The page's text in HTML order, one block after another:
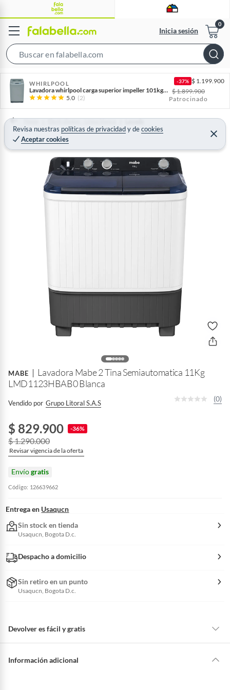
Inicia sesión
h
B
r
WHIRLPOOL
Lavadora whirlpool carga superior impeller 101kg silver
5.0 (2)
-37% $ 1.199.900
$1.899.900
Patrocinado
Revisa nuestras políticas de privacidadydecookies
Aceptar cookies
C
e
r
Home Electrohogar - Línea blanca Lavado
MABE
Lavadora Mabe 2 Tina Semiautomatica 11Kg
LMD1123HBAB0 Blanca
Vendido por Grupo Litoral S.a.s
(0)
$ 829.900 -36%
$ 1.290.000
Revisar vigencia de la oferta
Envíogratis
Código: 126639662
Entrega en Usaqucn
Sin stock en tienda
Usaqucn, Bogota D.c.
Despacho a domicilio
Sin retiro en un punto
Usaqucn, Bogota D.c.
Devolver es fácil y gratis
en todo momento. Por eso, como clientes cuentas con garantías y
Información adicional